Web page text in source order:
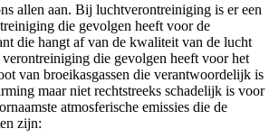
allen aan. Bij luchtverontreiniging is er een
die gevolgen heeft voor de
die hangt af van de kwaliteit van de lucht
die gevolgen heeft voor het
van broeikasgassen die verantwoordelijk is
maar niet rechtstreeks schadelijk is voor
atmosferische emissies die de
zijn: